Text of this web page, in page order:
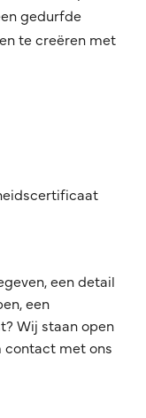
gedurfde
te creëren met
een detail
een
Wij staan open
contact met ons